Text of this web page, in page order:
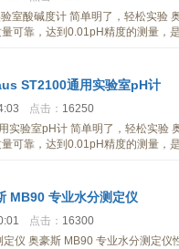
室酸碱度计 简单明了，轻松实验
可靠，达到0.01pH精度的测量，
ST2100通用实验室pH计
点击： 16250
实验室pH计 简单明了，轻松实验
可靠，达到0.01pH精度的测量，
MB90 专业水分测定仪
点击： 16300
仪 奥豪斯 MB90 专业水分测定